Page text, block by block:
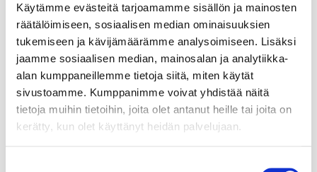
Käytämme evästeitä tarjoamamme sisällön ja mainosten
räätälöimiseen, sosiaalisen median ominaisuuksien
tukemiseen ja kävijämäärämme analysoimiseen. Lisäksi
jaamme sosiaalisen median, mainosalan ja analytiikka-
alan kumppaneillemme tietoja siitä, miten käytät
sivustoamme. Kumppanimme voivat yhdistää näitä
tietoja muihin tietoihin, joita olet antanut heille tai joita on
kerätty, kun olet käyttänyt heidän palvelujaan.